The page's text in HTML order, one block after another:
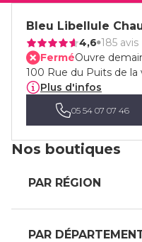
Bleu Libellule
4,6 185 avis
FerméOuvre
100 Rue du Puits de la
Plus d'infos
05 54 07 07 46
Nos boutiques
PAR RÉGION
PAR